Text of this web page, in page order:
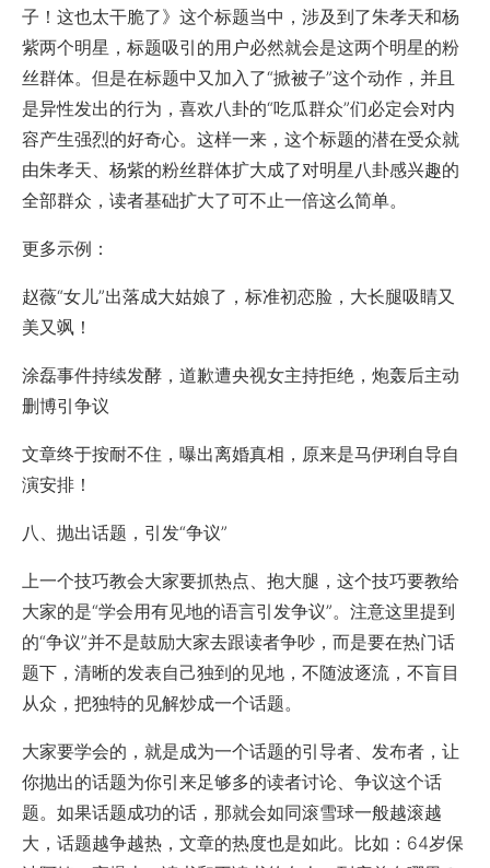
子！这也太干脆了》这个标题当中，涉及到了朱孝天和杨
紫两个明星，标题吸引的用户必然就会是这两个明星的粉
丝群体。但是在标题中又加入了“掀被子”这个动作，并且
是异性发出的行为，喜欢八卦的“吃瓜群众”们必定会对内
容产生强烈的好奇心。这样一来，这个标题的潜在受众就
由朱孝天、杨紫的粉丝群体扩大成了对明星八卦感兴趣的
全部群众，读者基础扩大了可不止一倍这么简单。
更多示例：
赵薇“女儿”出落成大姑娘了，标准初恋脸，大长腿吸睛又
美又飒！
涂磊事件持续发酵，道歉遭央视女主持拒绝，炮轰后主动
删博引争议
文章终于按耐不住，曝出离婚真相，原来是马伊琍自导自
演安排！
八、抛出话题，引发“争议”
上一个技巧教会大家要抓热点、抱大腿，这个技巧要教给
大家的是“学会用有见地的语言引发争议”。注意这里提到
的“争议”并不是鼓励大家去跟读者争吵，而是要在热门话
题下，清晰的发表自己独到的见地，不随波逐流，不盲目
从众，把独特的见解炒成一个话题。
大家要学会的，就是成为一个话题的引导者、发布者，让
你抛出的话题为你引来足够多的读者讨论、争议这个话
题。如果话题成功的话，那就会如同滚雪球一般越滚越
大，话题越争越热，文章的热度也是如此。比如：64岁保